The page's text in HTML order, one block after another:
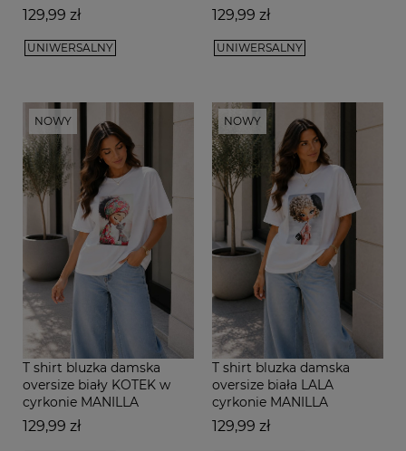
Cena
129,99 zł
UNIWERSALNY
Cena
129,99 zł
UNIWERSALNY
T shirt bluzka damska
oversize biały KOTEK w
cyrkonie MANILLA
Cena
129,99 zł
NOWY
T shirt bluzka damska
oversize biała LALA
cyrkonie MANILLA
Cena
129,99 zł
NOWY